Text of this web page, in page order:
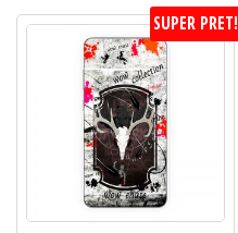
SUPER PRET!